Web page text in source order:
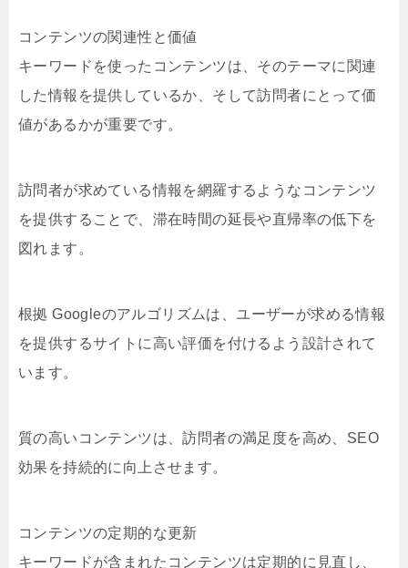
コンテンツの関連性と価値
キーワードを使ったコンテンツは、そのテーマに関連
した情報を提供しているか、そして訪問者にとって価
値があるかが重要です。
訪問者が求めている情報を網羅するようなコンテンツ
を提供することで、滞在時間の延長や直帰率の低下を
図れます。
根拠 Googleのアルゴリズムは、ユーザーが求める情報
を提供するサイトに高い評価を付けるよう設計されて
います。
質の高いコンテンツは、訪問者の満足度を高め、SEO
効果を持続的に向上させます。
コンテンツの定期的な更新
キーワードが含まれたコンテンツは定期的に見直し、